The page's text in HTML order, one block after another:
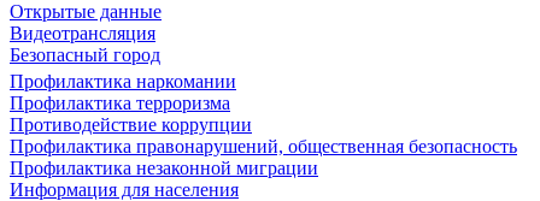
Открытые данные
Видеотрансляция
Безопасный город
Профилактика наркомании
Профилактика терроризма
Противодействие коррупции
Профилактика правонарушений, общественная безопасность
Профилактика незаконной миграции
Информация для населения